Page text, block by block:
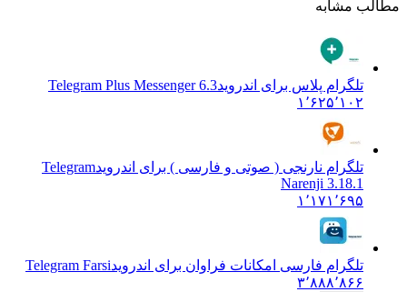
پلاس برای اندروید Telegram Plus Messenger 6.3
نارنجی ( صوتی و فارسی ) برای اندروید Telegram
Narenji
فارسی امکانات فراوان برای اندروید Telegram Farsi